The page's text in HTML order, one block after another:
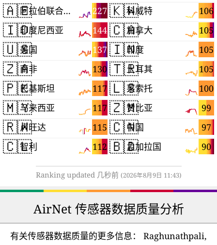
🇦🇪 227
阿拉伯联合酋长国
🇮🇩 144
印度尼西亚
🇺🇸 137
美国
🇿🇦 130
南非
🇵🇰 117
巴基斯坦
🇲🇾 117
马来西亚
🇷🇼 115
卢旺达
🇨🇱 112
智利
🇰🇼 106
科威特
🇨🇦 105
加拿大
🇮🇳 105
印度
🇹🇷 105
土耳其
🇱🇸 100
莱索托
🇿🇲 99
赞比亚
🇨🇳 97
中国
🇧🇩 90
孟加拉国
Ranking updated 几秒前 (2026年8月9日 11:43)
AirNet 传感器数据质量分析
有关传感器数据质量的更多信息：
Raghunathpali,